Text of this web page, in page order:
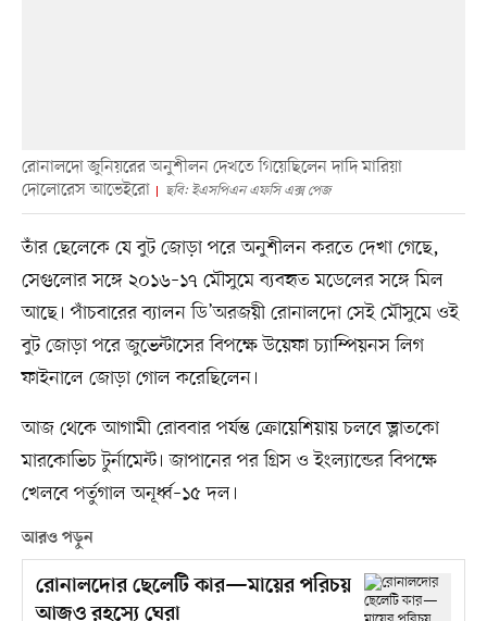
রোনালদো জুনিয়রের অনুশীলন দেখতে গিয়েছিলেন দাদি মারিয়া
দোলোরেস আভেইরো
ছবি: ইএসপিএন এফসি এক্স পেজ
তাঁর ছেলেকে যে বুট জোড়া পরে অনুশীলন করতে দেখা গেছে,
সেগুলোর সঙ্গে ২০১৬–১৭ মৌসুমে ব্যবহৃত মডেলের সঙ্গে মিল
আছে। পাঁচবারের ব্যালন ডি’অরজয়ী রোনালদো সেই মৌসুমে ওই
বুট জোড়া পরে জুভেন্টাসের বিপক্ষে উয়েফা চ্যাম্পিয়নস লিগ
ফাইনালে জোড়া গোল করেছিলেন।
আজ থেকে আগামী রোববার পর্যন্ত ক্রোয়েশিয়ায় চলবে ভ্লাতকো
মারকোভিচ টুর্নামেন্ট। জাপানের পর গ্রিস ও ইংল্যান্ডের বিপক্ষে
খেলবে পর্তুগাল অনূর্ধ্ব–১৫ দল।
আরও পড়ুন
রোনালদোর ছেলেটি কার—মায়ের পরিচয়
আজও রহস্যে ঘেরা